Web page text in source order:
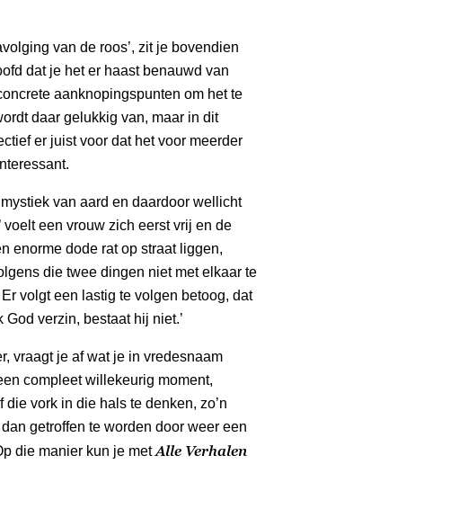
van de roos’, zit je bovendien
dat je het er haast benauwd van
aanknopingspunten om het te
daar gelukkig van, maar in dit
er juist voor dat het voor meerder
van aard en daardoor wellicht
voelt een vrouw zich eerst vrij en de
enorme dode rat op straat liggen,
die twee dingen niet met elkaar te
volgt een lastig te volgen betoog, dat
verzin, bestaat hij niet.’
vraagt je af wat je in vredesnaam
compleet willekeurig moment,
vork in die hals te denken, zo’n
getroffen te worden door weer een
die manier kun je met Alle Verhalen